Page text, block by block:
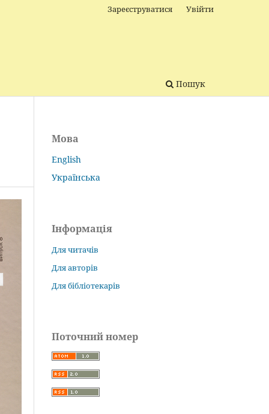
Пошук
Зареєструватися Увійти
Мова
English
Українська
Інформація
Для читачів
Для авторів
Для бібліотекарів
Поточний номер